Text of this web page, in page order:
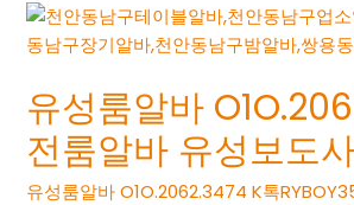
유성룸알바
전룸알바 유성보도
유성룸알바 O1O.2062.3474 K톡